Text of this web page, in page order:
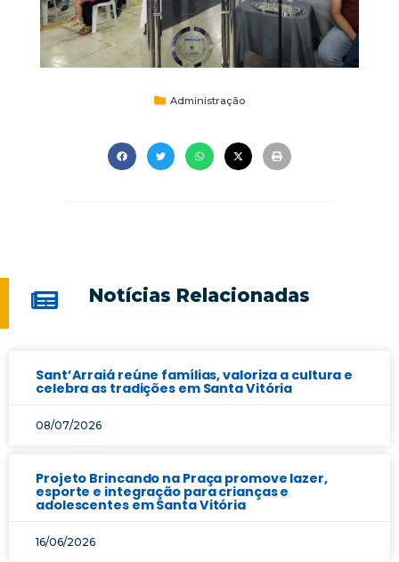
Administração
Notícias Relacionadas
Sant’Arraiá reúne famílias, valoriza a cultura e
celebra as tradições em Santa Vitória
08/07/2026
Projeto Brincando na Praça promove lazer,
esporte e integração para crianças e
adolescentes em Santa Vitória
16/06/2026